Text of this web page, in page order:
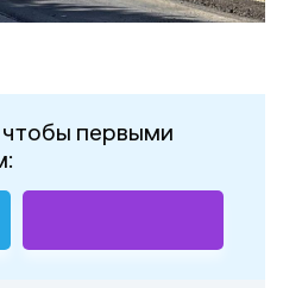
первыми